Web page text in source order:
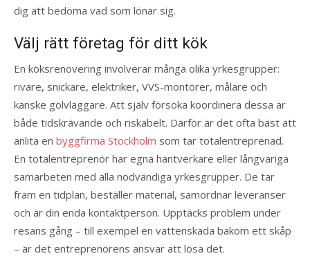
dig att bedöma vad som lönar sig.
Välj rätt företag för ditt kök
En köksrenovering involverar många olika yrkesgrupper:
rivare, snickare, elektriker, VVS-montörer, målare och
kanske golvläggare. Att själv försöka koordinera dessa är
både tidskrävande och riskabelt. Därför är det ofta bäst att
anlita en byggfirma Stockholm som tar totalentreprenad.
En totalentreprenör har egna hantverkare eller långvariga
samarbeten med alla nödvändiga yrkesgrupper. De tar
fram en tidplan, beställer material, samordnar leveranser
och är din enda kontaktperson. Upptäcks problem under
resans gång – till exempel en vattenskada bakom ett skåp
– är det entreprenörens ansvar att lösa det.